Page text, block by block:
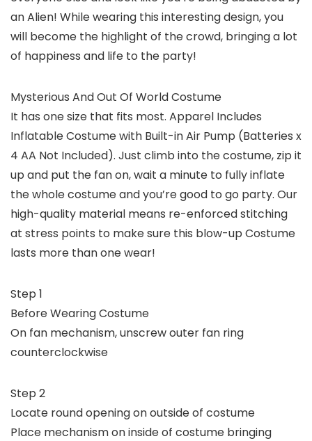
an Alien! While wearing this interesting design, you
will become the highlight of the crowd, bringing a lot
of happiness and life to the party!
Mysterious And Out Of World Costume
It has one size that fits most. Apparel Includes
Inflatable Costume with Built-in Air Pump (Batteries x
4 AA Not Included). Just climb into the costume, zip it
up and put the fan on, wait a minute to fully inflate
the whole costume and you’re good to go party. Our
high-quality material means re-enforced stitching
at stress points to make sure this blow-up Costume
lasts more than one wear!
Step 1
Before Wearing Costume
On fan mechanism, unscrew outer fan ring
counterclockwise
Step 2
Locate round opening on outside of costume
Place mechanism on inside of costume bringing